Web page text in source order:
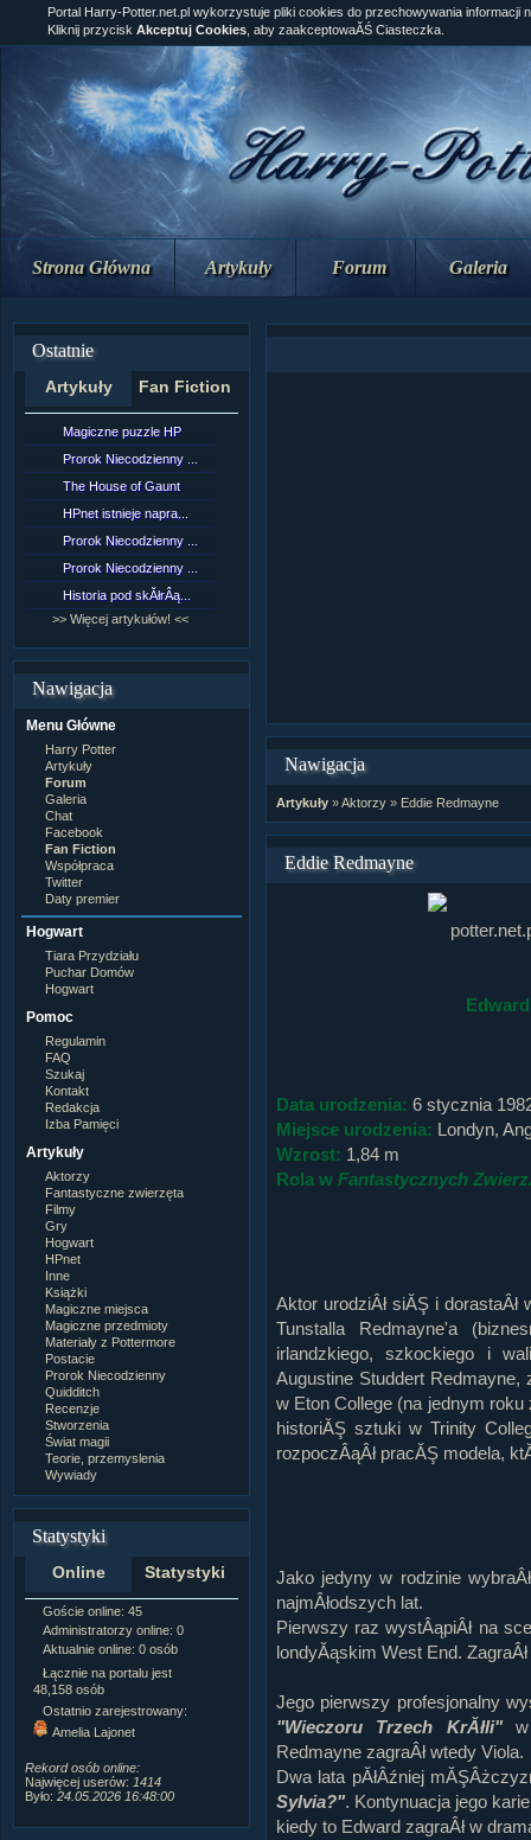
Strona Główna Artykuły Forum Galeria
Ostatnie
Artykuły Fan Fiction
Magiczne puzzle HP
Prorok Niecodzienny ...
The House of Gaunt
HPnet istnieje napra...
Prorok Niecodzienny ...
Prorok Niecodzienny ...
Historia pod skĂłrÂą...
>> Więcej artykułów! <<
Nawigacja
Menu Główne
Harry Potter
Artykuły
Forum
Galeria
Chat
Facebook
Fan Fiction
Współpraca
Twitter
Daty premier
Hogwart
Tiara Przydziału
Puchar Domów
Hogwart
Pomoc
Regulamin
FAQ
Szukaj
Kontakt
Redakcja
Izba Pamięci
Artykuły
Aktorzy
Fantastyczne zwierzęta
Filmy
Gry
Hogwart
HPnet
Inne
Książki
Magiczne miejsca
Magiczne przedmioty
Materiały z Pottermore
Postacie
Prorok Niecodzienny
Quidditch
Recenzje
Stworzenia
Świat magii
Teorie, przemyslenia
Wywiady
Statystyki
Online Statystyki
Goście online: 45
Administratorzy online: 0
Aktualnie online: 0 osób
Łącznie na portalu jest
48,158 osób
Ostatnio zarejestrowany:
Amelia Lajonet
Rekord osób online:
Najwięcej userów: 1414
Było: 24.05.2026 16:48:00
Napisanych artykułów:1,087
Dodanych newsów:10,564
Zdjęć w galerii:21,490
Komentarzy do materiałów:
222,019
Wlepionych ostrzeżeń:4,170
Portal Harry-Potter.net.pl wykorzystuje pliki cookies do przechowywania informacji
Kliknij przycisk Akceptuj Cookies , aby zaakceptowaĂŚ Ciasteczka.
Nawigacja
Artykuły»Aktorzy» Eddie Redmayne
Eddie Redmayne
Data urodzenia: 6 stycznia
Miejsce urodzenia: Londyn,
Wzrost: 1,84 m
Rola w Fantastycznych
Aktor urodziÂł siĂŞ i
Tunstalla Redmayne'a
irlandzkiego, szkockiego i
Augustine Studdert Redmayne,
w Eton College (na jednym
historiĂŞ sztuki w Trinity
rozpoczÂąÂł pracĂŞ modela,
Jako jedyny w rodzinie
najmÂłodszych lat.
Pierwszy raz wystÂąpiÂł na
londyĂąskim West End.
Jego pierwszy profesjonalny
"Wieczoru Trzech KrĂłli"w
Redmayne zagraÂł wtedy Viola.
Dwa lata pĂłÂźniej
Sylvia?". Kontynuacja jego
kiedy to Edward zagraÂł w